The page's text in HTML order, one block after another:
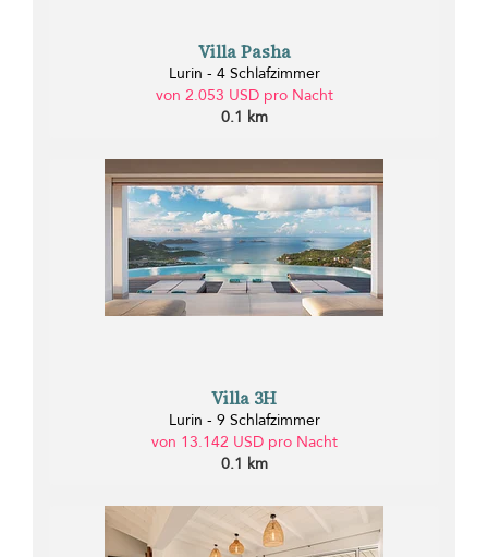
Villa Pasha
Lurin - 4 Schlafzimmer
von 2.053 USD pro Nacht
0.1 km
Villa 3H
Lurin - 9 Schlafzimmer
von 13.142 USD pro Nacht
0.1 km